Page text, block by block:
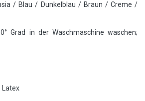
/ Blau / Dunkelblau / Braun / Creme /
Grad in der Waschmaschine waschen;
Latex